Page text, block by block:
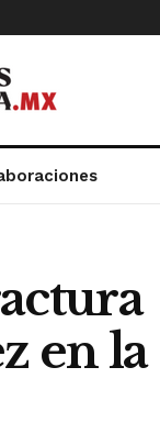
en la